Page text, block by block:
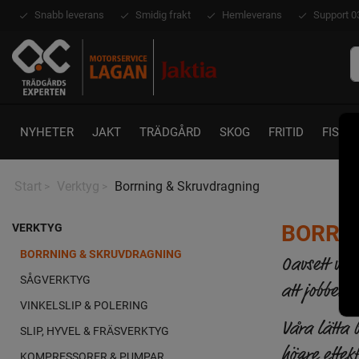
Snabb leverans Smidig frakt Hemleverans Support
NYHETER JAKT TRÄDGÅRD SKOG FRITID FISKE
Start > Verktyg > Borrning & Skruvdragning
VERKTYG
BORRNING & SKRUVDRAGNING
SÅGVERKTYG
VINKELSLIP & POLERING
SLIP, HYVEL & FRÄSVERKTYG
Oavsett
att jobbet
Våra lätta
högre